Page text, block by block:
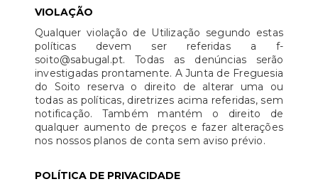
VIOLAÇÃO
Qualquer violação de Utilização segundo estas
políticas devem ser referidas a f-
soito@sabugal.pt. Todas as denúncias serão
investigadas prontamente. A Junta de Freguesia
do Soito reserva o direito de alterar uma ou
todas as políticas, diretrizes acima referidas, sem
notificação. Também mantém o direito de
qualquer aumento de preços e fazer alterações
nos nossos planos de conta sem aviso prévio.
POLÍTICA DE PRIVACIDADE